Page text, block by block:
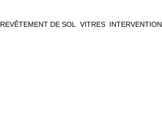
REVÊTEMENT DE SOL VITRES INTERVENTION